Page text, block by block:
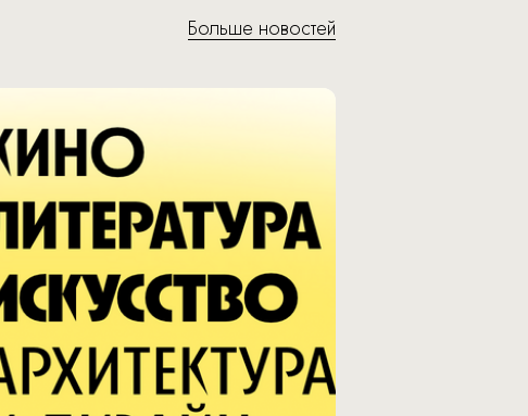
Больше новостей